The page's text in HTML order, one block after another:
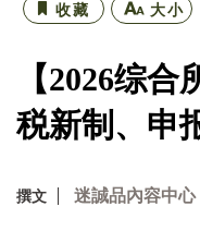
收藏 大小
【2026综
税新制、申
撰文 迷誠品內容中心